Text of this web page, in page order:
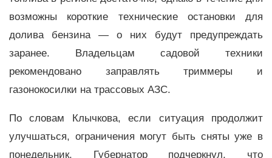
возможны короткие технические остановки для
долива бензина — о них будут предупреждать
заранее. Владельцам садовой техники
рекомендовано заправлять триммеры и
газонокосилки на трассовых АЗС.
По словам Клычкова, если ситуация продолжит
улучшаться, ограничения могут быть сняты уже в
понедельник. Губернатор подчеркнул, что